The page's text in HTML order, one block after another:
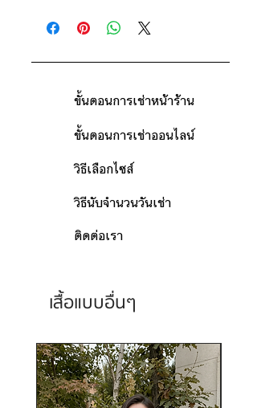
ติดต่อร้านเพื่อสอบถามราคา
ดูแผนที่ร้าน
ขั้นตอนการเช่าหน้าร้าน
ขั้นตอนการเช่าออนไลน์
วิธีเลือกไซส์
วิธีนับจำนวนวันเช่า
ติดต่อเรา
เสื้อแบบอื่นๆ